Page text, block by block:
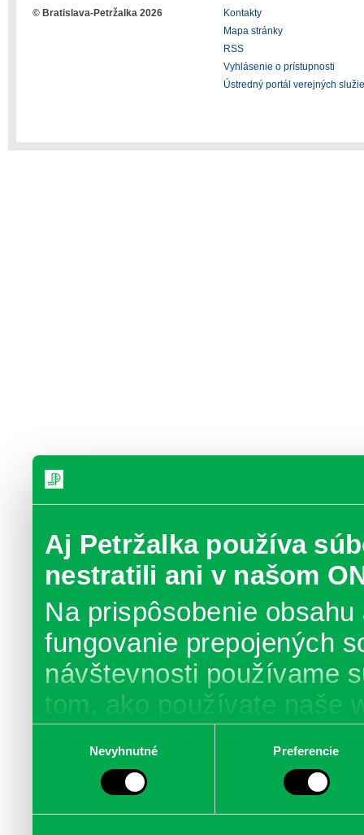
Aj Petržalka používa
nestratili ani v našom
Na prispôsobenie
fungovanie prepojených
návštevnosti používame
tom, ako používate naše
médií, inzercie a
informácie skombinovať
Nevyhnutné Preferencie
© Bratislava-Petržalka 2026
Kontakty
Mapa stránky
RSS
Vyhlásenie o prístupnosti
Ústredný portál verejných